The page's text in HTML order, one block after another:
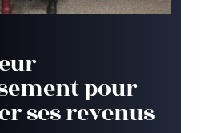
pour
ses revenus